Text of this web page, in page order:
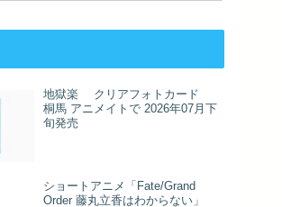
地獄楽 クリアフォトカード
桐馬 アニメイトで 2026年07月下
旬発売
ショートアニメ「Fate/Grand
Order 藤丸立香はわからない」